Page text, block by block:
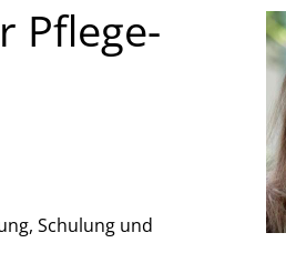
Pflege-
Schulung und